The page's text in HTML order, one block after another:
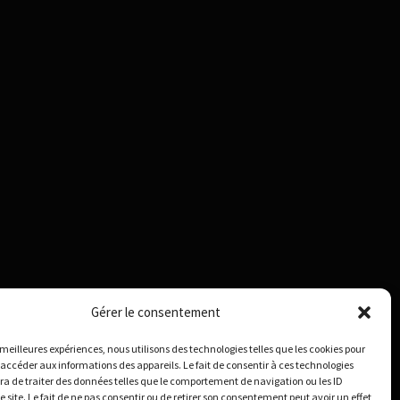
Gérer le consentement
expériences, nous utilisons des technologies telles que les cookies pour
aux informations des appareils. Le fait de consentir à ces technologies
de traiter des données telles que le comportement de navigation ou les ID
site. Le fait de ne pas consentir ou de retirer son consentement peut avoir un effet